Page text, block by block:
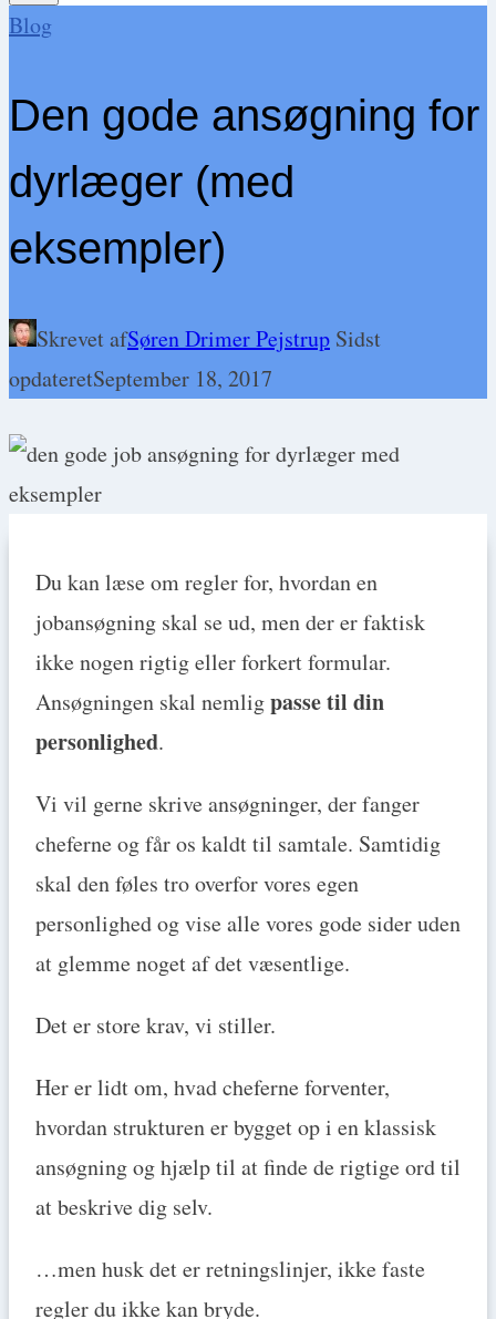
Blog
Den gode ansøgning for
dyrlæger (med
eksempler)
Skrevet afSøren Drimer Pejstrup Sidst
opdateretSeptember 18, 2017
Du kan læse om regler for, hvordan en
jobansøgning skal se ud, men der er faktisk
ikke nogen rigtig eller forkert formular.
Ansøgningen skal nemligpasse til din
personlighed.
Vi vil gerne skrive ansøgninger, der fanger
cheferne og får os kaldt til samtale. Samtidig
skal den føles tro overfor vores egen
personlighed og vise alle vores gode sider uden
at glemme noget af det væsentlige.
Det er store krav, vi stiller.
Her er lidt om, hvad cheferne forventer,
hvordan strukturen er bygget op i en klassisk
ansøgning og hjælp til at finde de rigtige ord til
at beskrive dig selv.
…men husk det er retningslinjer, ikke faste
regler du ikke kan bryde.